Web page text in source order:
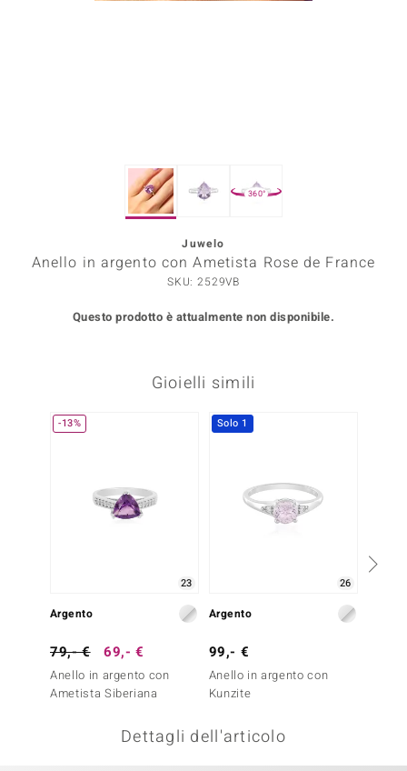
360°
Juwelo
Anello in argento con Ametista Rose de France
SKU: 2529VB
Questo prodotto è attualmente non disponibile.
Gioielli simili
-13%
23
Argento
79,- € 69,- €
Anello in argento con
Ametista Siberiana
Solo 1
26
Argento
99,- €
Anello in argento con
Kunzite
Dettagli dell'articolo